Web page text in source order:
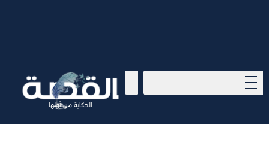
الحكاية من أولها